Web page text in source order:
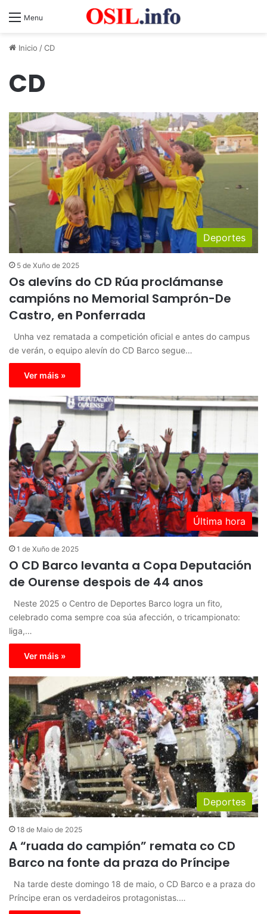
Menu
Inicio /CD
CD
Deportes
5 de Xuño de 2025
Os alevíns do CD Rúa proclámanse
campións no Memorial Samprón-De
Castro, en Ponferrada
Unha vez rematada a competición oficial e antes do campus
de verán, o equipo alevín do CD Barco segue…
Ver máis »
Última hora
1 de Xuño de 2025
O CD Barco levanta a Copa Deputación
de Ourense despois de 44 anos
Neste 2025 o Centro de Deportes Barco logra un fito,
celebrado coma sempre coa súa afección, o tricampionato:
liga,…
Ver máis »
Deportes
18 de Maio de 2025
A “ruada do campión” remata co CD
Barco na fonte da praza do Príncipe
Na tarde deste domingo 18 de maio, o CD Barco e a praza do
Príncipe eran os verdadeiros protagonistas.…